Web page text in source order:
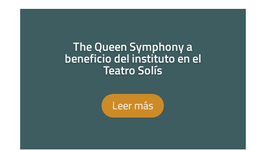
The Queen Symphony a
beneficio del instituto en el
Teatro Solís
Leer más